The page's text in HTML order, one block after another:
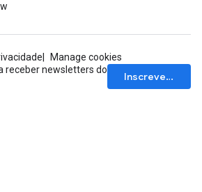
Manage cookies
receber newsletters do
Inscrever-se